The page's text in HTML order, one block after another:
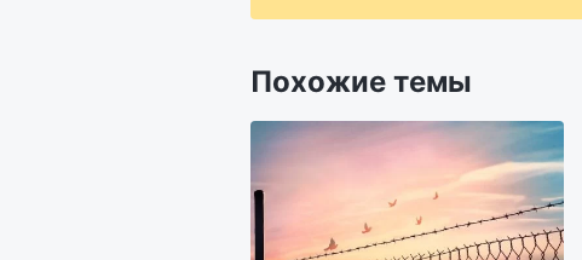
Похожие темы